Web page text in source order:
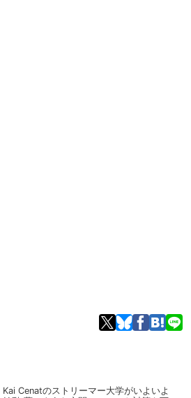
Kai Cenatのストリーマー大学がいよいよ